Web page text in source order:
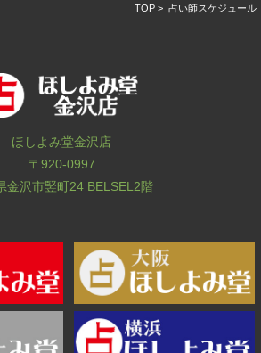
TOP > 占い師スケジュール
ほしよみ堂金沢店
〒920-0997
金沢市竪町24 BELSEL2階